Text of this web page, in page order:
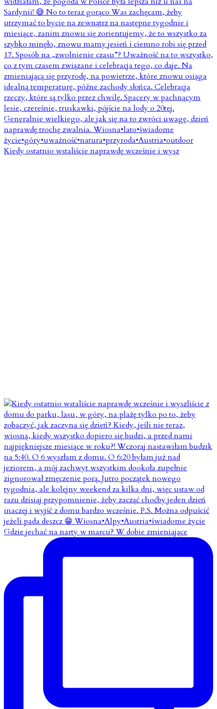
Kiedy ostatnio wstaliście naprawdę wcześnie i wysz
Gdzie jechać na narty w marcu? W dobie zmieniające